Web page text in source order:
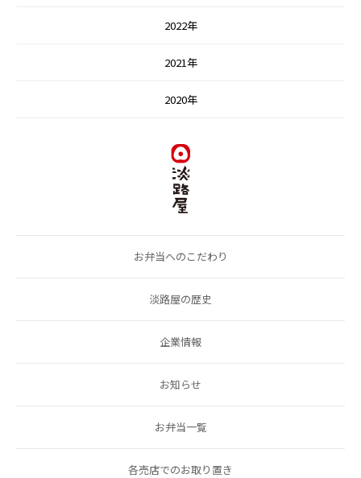
2022年
2021年
2020年
お弁当へのこだわり
淡路屋の歴史
企業情報
お知らせ
お弁当一覧
各売店でのお取り置き